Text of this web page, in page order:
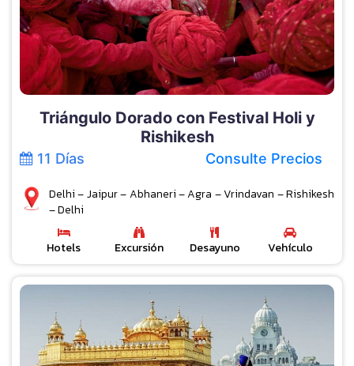
Triángulo Dorado con Festival Holi y
Rishikesh
11 Días Consulte Precios
Delhi – Jaipur – Abhaneri – Agra – Vrindavan – Rishikesh
– Delhi
Hotels Excursión Desayuno Vehículo